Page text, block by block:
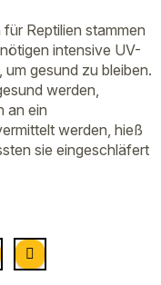
Reptilien stammen
intensive UV-
gesund zu bleiben.
werden,
an ein
werden, hieß
sie eingeschläfert